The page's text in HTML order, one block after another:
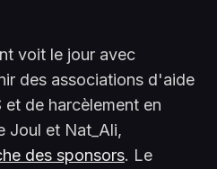
voit le jour avec
des associations d'aide
et de harcèlement en
Joul et Nat_Ali,
des sponsors. Le